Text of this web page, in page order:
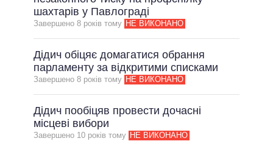
ВСІ ОБІЦЯНКИ
АРХІВНІ ОБІЦЯНКИ
шахтарів у Павлограді
Завершено 8 рокiв тому НЕ ВИКОНАНО
Дідич обіцяє домагатися обрання
парламенту за відкритими списками
Завершено 8 рокiв тому НЕ ВИКОНАНО
Дідич пообіцяв провести дочасні
місцеві вибори
Завершено 10 рокiв тому НЕ ВИКОНАНО